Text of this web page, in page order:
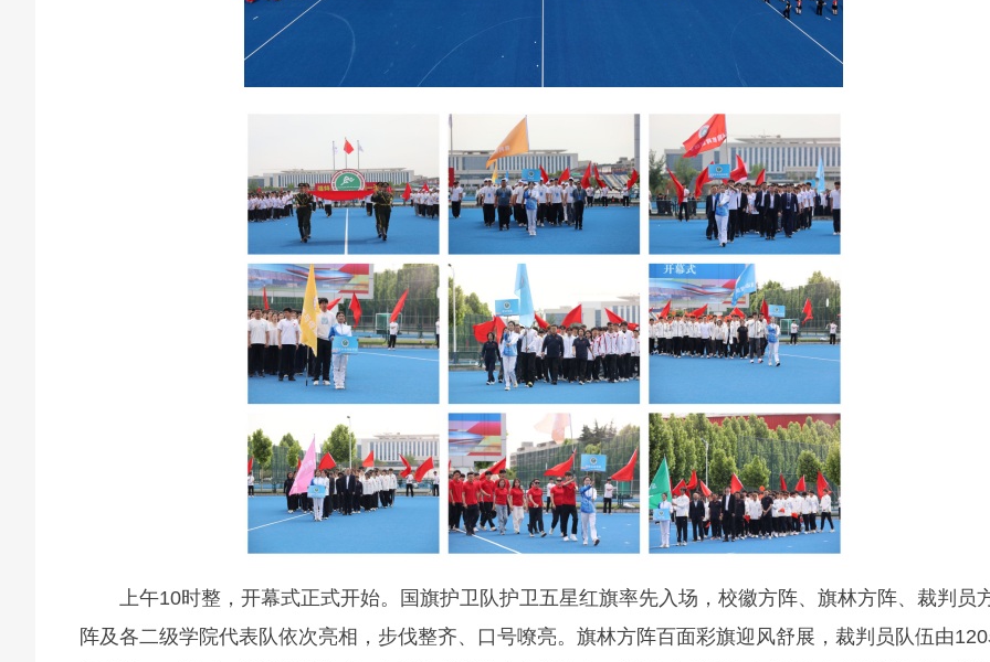
上午10时整，开幕式正式开始。国旗护卫队护卫五星红旗率先入场，校徽方阵、旗林方阵、裁判员
阵及各二级学院代表队依次亮相，步伐整齐、口号嘹亮。旗林方阵百面彩旗迎风舒展，裁判员队伍由120